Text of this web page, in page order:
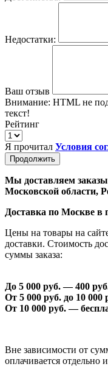
Недостатки:
Ваш отзыв
Внимание: HTML не
текст!
Рейтинг
Я прочитал Условия
Продолжить
Мы доставляем
Московской области,
Доставка по Москве
Цены на товары на
доставки. Стоимость
суммы заказа:
До 5 000 руб. —400
От 5 000 руб. до 10 000
От 10 000 руб. —
Вне зависимости от
оплачивается отдельно